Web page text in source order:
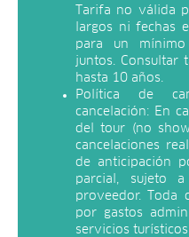
Tarifa no válida
largos ni fechas
para un
juntos. Consultar
hasta 10 años.
Política de
cancelación: En
del tour (no
cancelaciones
de anticipación
parcial, sujeto
proveedor. Toda
por gastos
servicios